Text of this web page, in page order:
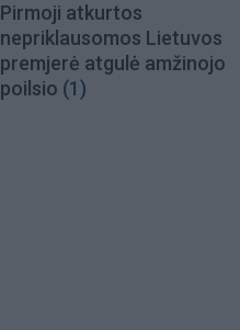
Pirmoji atkurtos
nepriklausomos Lietuvos
premjerė atgulė amžinojo
poilsio (1)